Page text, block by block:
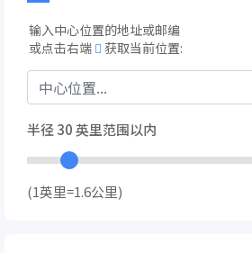
输入中心位置的地址或邮编
或点击右端
获取当前位置:
半径30英里范围以内
(1英里=1.6公里)